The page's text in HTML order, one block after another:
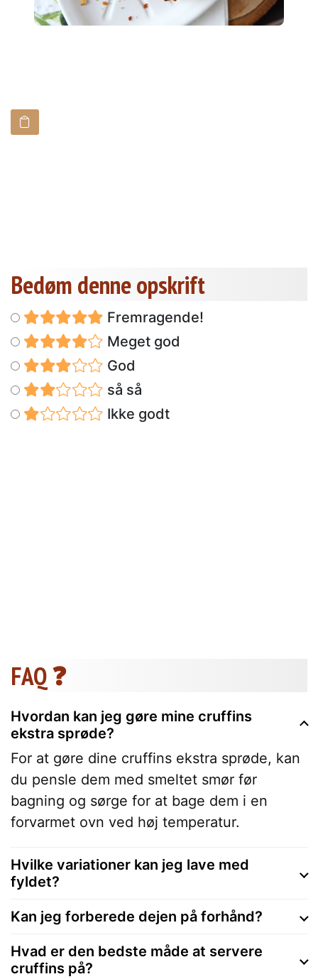
Bedøm denne opskrift
Fremragende!
Meget god
God
så så
Ikke godt
FAQ ❓
Hvordan kan jeg gøre mine cruffins
ekstra sprøde?
For at gøre dine cruffins ekstra sprøde, kan
du pensle dem med smeltet smør før
bagning og sørge for at bage dem i en
forvarmet ovn ved høj temperatur.
Hvilke variationer kan jeg lave med
fyldet?
Kan jeg forberede dejen på forhånd?
Hvad er den bedste måde at servere
cruffins på?